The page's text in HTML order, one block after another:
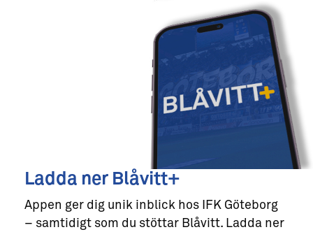
Ladda ner Blåvitt+
Appen ger dig unik inblick hos IFK Göteborg
– samtidigt som du stöttar Blåvitt. Ladda ner